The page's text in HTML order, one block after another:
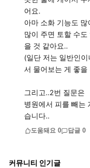
어요.
아마 소화 기능도
많이 주면 토할 수
을 것 같아요..
(일단 저는 일반인
서 물어보는 게 좋을
그리고..2번 질문은
병원에서 피를 빼는
습니다..
도움돼요 0 답글 0
커뮤니티 인기글